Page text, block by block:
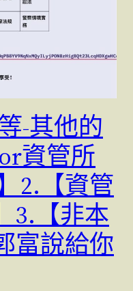
-其他的
資管所
2.【資管
3.【非本
富說給你